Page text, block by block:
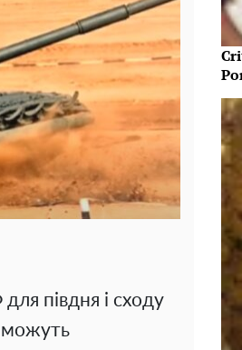
півдня і сходу
можуть